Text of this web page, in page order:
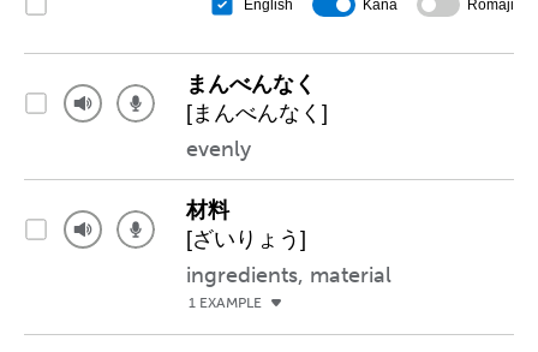
English Kana Rōmaji
まんべんなく
[まんべんなく]
evenly
材料
[ざいりょう]
ingredients, material
1 EXAMPLE